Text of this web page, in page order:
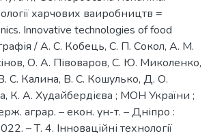
харчових ваиробництв =
Innovative technologies of food
/ А. С. Кобець, С. П. Сокол, А. М.
О. А. Півоваров, С. Ю. Миколенко,
С. Калина, В. С. Кошулько, Д. О.
К. А. Худайбердієва ; МОН України ;
аграр. – екон. ун-т. – Дніпро :
– Т. 4. Інноваційні технології